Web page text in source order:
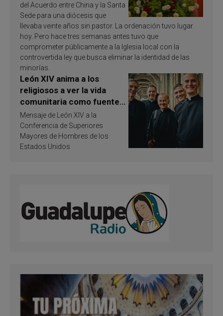
del Acuerdo entre China y la Santa
Sede para una diócesis que
llevaba veinte años sin pastor. La ordenación tuvo lugar
hoy. Pero hace tres semanas antes tuvo que
comprometer públicamente a la Iglesia local con la
controvertida ley que busca eliminar la identidad de las
minorías.
León XIV anima a los
religiosos a ver la vida
comunitaria como fuente
de inspiración y
santificación
Mensaje de León XIV a la
Conferencia de Superiores
Mayores de Hombres de los
Estados Unidos